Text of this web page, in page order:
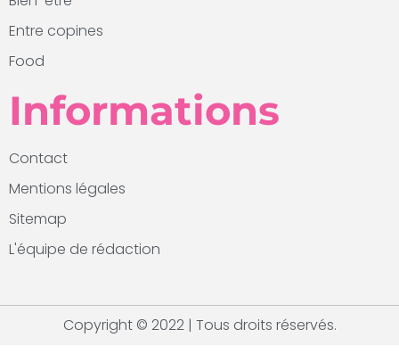
Entre copines
Food
Informations
Contact
Mentions légales
Sitemap
L'équipe de rédaction
Copyright © 2022 | Tous droits réservés.